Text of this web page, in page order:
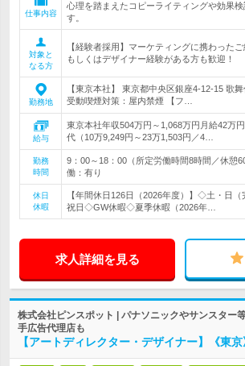
仕事内容
心理を踏まえたコピーライティングや効果検
す。
対象と
なる方
【経験者採用】マーケティングに携わったご
もしくはデザイナー経験がある方も歓迎！
勤務地
【東京本社】 東京都中央区銀座4-12-15 歌
受動喫煙対策：屋内禁煙 【フ…
給与
東京本社年収504万円～1,068万円月給42万
代（10万9,249円～23万1,503円／4…
勤務
時間
9：00～18：00（所定労働時間8時間／休憩
働：有り
休日
休暇
【年間休日126日（2026年度）】◇土・日
祝日◇GW休暇◇夏季休暇（2026年…
求人詳細を見る
株式会社ピンスポット | パナソニックやサンスター
手広告代理店も
【アートディレクター・デザイナー】《東